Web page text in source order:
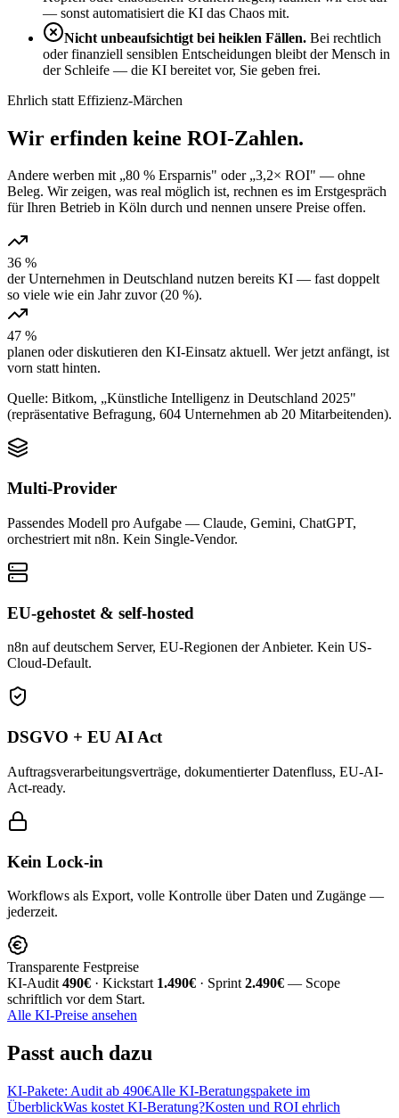
— sonst automatisiert die KI das Chaos mit.
Nicht unbeaufsichtigt bei heiklen Fällen. Bei rechtlich
oder finanziell sensiblen Entscheidungen bleibt der Mensch in
der Schleife — die KI bereitet vor, Sie geben frei.
Ehrlich statt Effizienz-Märchen
Wir erfinden keine ROI-Zahlen.
Andere werben mit „80 % Ersparnis" oder „3,2× ROI" — ohne
Beleg. Wir zeigen, was real möglich ist, rechnen es im Erstgespräch
für Ihren Betrieb in Köln durch und nennen unsere Preise offen.
36 %
der Unternehmen in Deutschland nutzen bereits KI — fast doppelt
so viele wie ein Jahr zuvor (20 %).
47 %
planen oder diskutieren den KI-Einsatz aktuell. Wer jetzt anfängt, ist
vorn statt hinten.
Quelle: Bitkom, „Künstliche Intelligenz in Deutschland 2025"
(repräsentative Befragung, 604 Unternehmen ab 20 Mitarbeitenden).
Multi-Provider
Passendes Modell pro Aufgabe — Claude, Gemini, ChatGPT,
orchestriert mit n8n. Kein Single-Vendor.
EU-gehostet & self-hosted
n8n auf deutschem Server, EU-Regionen der Anbieter. Kein US-
Cloud-Default.
DSGVO + EU AI Act
Auftragsverarbeitungsverträge, dokumentierter Datenfluss, EU-AI-
Act-ready.
Kein Lock-in
Workflows als Export, volle Kontrolle über Daten und Zugänge —
jederzeit.
Transparente Festpreise
KI-Audit 490€ · Kickstart 1.490€ · Sprint 2.490€ — Scope
schriftlich vor dem Start.
Alle KI-Preise ansehen
Passt auch dazu
KI-Pakete: Audit ab 490€Alle KI-Beratungspakete im
ÜberblickWas kostet KI-Beratung?Kosten und ROI ehrlich